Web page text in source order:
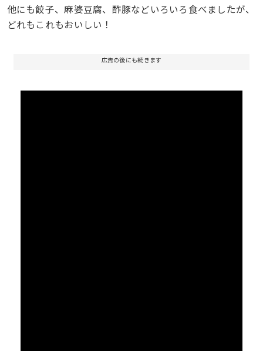
他にも餃子、麻婆豆腐、酢豚などいろいろ食べましたが、
どれもこれもおいしい！
広告の後にも続きます